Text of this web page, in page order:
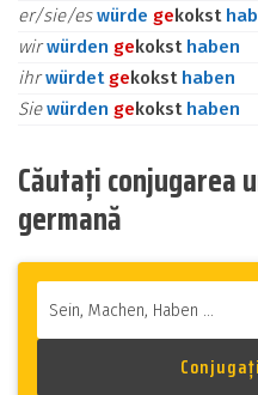
er/sie/eswürde gekokst
wirwürden gekokst haben
ihrwürdet gekokst haben
Siewürden gekokst haben
Căutați conjugarea
germană